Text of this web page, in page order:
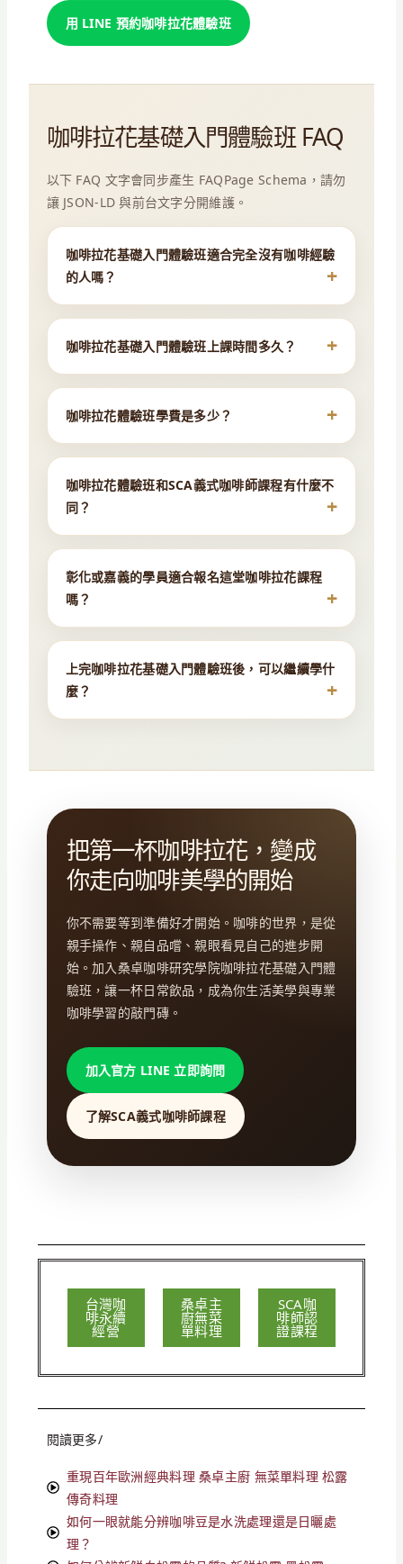
用 LINE 預約咖啡拉花體驗班
咖啡拉花基礎入門體驗班 FAQ
以下 FAQ 文字會同步產生 FAQPage Schema，請勿
讓 JSON-LD 與前台文字分開維護。
咖啡拉花基礎入門體驗班適合完全沒有咖啡經驗
的人嗎？
咖啡拉花基礎入門體驗班上課時間多久？
咖啡拉花體驗班學費是多少？
咖啡拉花體驗班和SCA義式咖啡師課程有什麼不
同？
彰化或嘉義的學員適合報名這堂咖啡拉花課程
嗎？
上完咖啡拉花基礎入門體驗班後，可以繼續學什
麼？
把第一杯咖啡拉花，變成
你走向咖啡美學的開始
你不需要等到準備好才開始。咖啡的世界，是從
親手操作、親自品嚐、親眼看見自己的進步開
始。加入桑卓咖啡研究學院咖啡拉花基礎入門體
驗班，讓一杯日常飲品，成為你生活美學與專業
咖啡學習的敲門磚。
加入官方 LINE 立即詢問
了解SCA義式咖啡師課程
台灣咖
啡永續
經營
桑卓主
廚無菜
單料理
SCA咖
啡師認
證課程
閱讀更多/
重現百年歐洲經典料理 桑卓主廚 無菜單料理 松露
傳奇料理
如何一眼就能分辨咖啡豆是水洗處理還是日曬處
理？